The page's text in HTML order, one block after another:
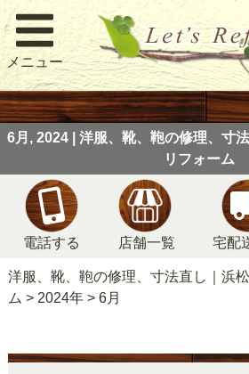
メニュー
6月, 2024 | 洋服、靴、鞄の修理、寸
リフォーム
電話する 店舗一覧 宅配
洋服、靴、鞄の修理、寸法直し｜浜
ム > 2024年> 6月